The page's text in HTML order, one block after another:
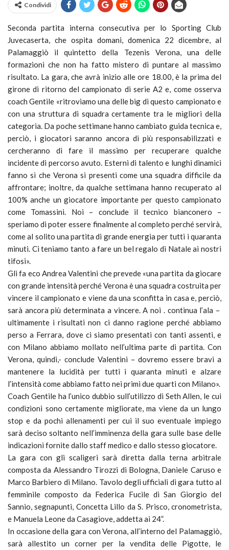
Condividi
Seconda partita interna consecutiva per lo Sporting Club
Juvecaserta, che ospita domani, domenica 22 dicembre, al
Palamaggiò il quintetto della Tezenis Verona, una delle
formazioni che non ha fatto mistero di puntare al massimo
risultato. La gara, che avrà inizio alle ore 18.00, è la prima del
girone di ritorno del campionato di serie A2 e, come osserva
coach Gentile «ritroviamo una delle big di questo campionato e
con una struttura di squadra certamente tra le migliori della
categoria. Da poche settimane hanno cambiato guida tecnica e,
perciò, i giocatori saranno ancora di più responsabilizzati e
cercheranno di fare il massimo per recuperare qualche
incidente di percorso avuto. Esterni di talento e lunghi dinamici
fanno sì che Verona si presenti come una squadra difficile da
affrontare; inoltre, da qualche settimana hanno recuperato al
100% anche un giocatore importante per questo campionato
come Tomassini. Noi – conclude il tecnico bianconero –
speriamo di poter essere finalmente al completo perché servirà,
come al solito una partita di grande energia per tutti i quaranta
minuti. Ci teniamo tanto a fare un bel regalo di Natale ai nostri
tifosi».
Gli fa eco Andrea Valentini che prevede «una partita da giocare
con grande intensità perché Verona è una squadra costruita per
vincere il campionato e viene da una sconfitta in casa e, perciò,
sarà ancora più determinata a vincere. A noi . continua l’ala –
ultimamente i risultati non ci danno ragione perché abbiamo
perso a Ferrara, dove ci siamo presentati con tanti assenti, e
con Milano abbiamo mollato nell’ultima parte di partita. Con
Verona, quindi,- conclude Valentini – dovremo essere bravi a
mantenere la lucidità per tutti i quaranta minuti e alzare
l’intensità come abbiamo fatto nei primi due quarti con Milano».
Coach Gentile ha l’unico dubbio sull’utilizzo di Seth Allen, le cui
condizioni sono certamente migliorate, ma viene da un lungo
stop e da pochi allenamenti per cui il suo eventuale impiego
sarà deciso soltanto nell’imminenza della gara sulle base delle
indicazioni fornite dallo staff medico e dallo stesso giocatore.
La gara con gli scaligeri sarà diretta dalla terna arbitrale
composta da Alessandro Tirozzi di Bologna, Daniele Caruso e
Marco Barbiero di Milano. Tavolo degli ufficiali di gara tutto al
femminile composto da Federica Fucile di San Giorgio del
Sannio, segnapunti, Concetta Lillo da S. Prisco, cronometrista,
e Manuela Leone da Casagiove, addetta ai 24”.
In occasione della gara con Verona, all’interno del Palamaggiò,
sarà allestito un corner per la vendita delle Pigotte, le